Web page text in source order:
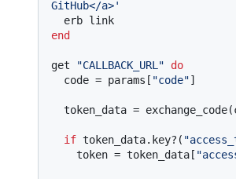
GitHub</a>'
end
get "CALLBACK_URL"
do
  code = params[
"code"]
if token_data.key?(
    token = token_data[